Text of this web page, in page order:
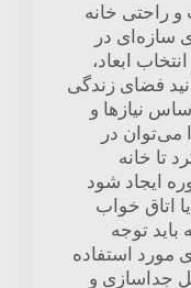
و راحتی خانه
سازه‌ای در
ابعاد،
فضای زندگی
نیازها و
می‌توان در
تا خانه
ایجاد شود
اتاق خواب
توجه
مورد استفاده
جداسازی و